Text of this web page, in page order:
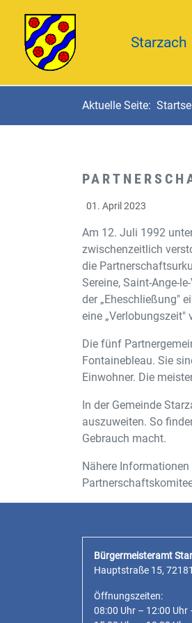
Starzach
Aktuelle Seite:
01. April 2023
Am 12. Juli 1992
zwischenzeitlich
die
Sereine, Saint-Ange-
der „Eheschließung"
eine „Verlobungszeit"
Die fünf
Fontainebleau. Sie
Einwohner. Die
In der Gemeinde
auszuweiten. So
Gebrauch macht.
Nähere
Bürgermeisteramt
Hauptstraße 15,
Öffnungszeiten:
08:00 Uhr – 12:00